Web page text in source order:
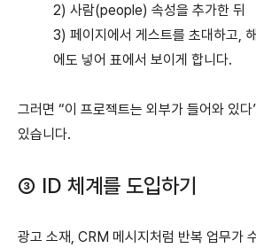
2) 사람(people) 속성을 추가한 뒤
3) 페이지에서 게스트를 초대하고,
에도 넣어 표에서 보이게 합니다.
그러면 “이 프로젝트는 외부가 들어와 있
있습니다.
③ ID 체계를 도입하기
광고 소재, CRM 메시지처럼 반복 업무가